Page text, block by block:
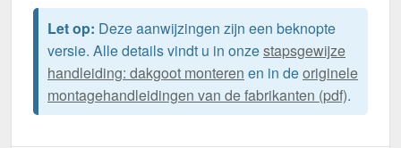
Let op: Deze aanwijzingen zijn een beknopte
versie. Alle details vindt u in onzestapsgewijze
handleiding: dakgoot monteren en in deoriginele
montagehandleidingen van de fabrikanten (pdf).